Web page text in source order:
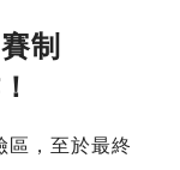
制
區，至於最終